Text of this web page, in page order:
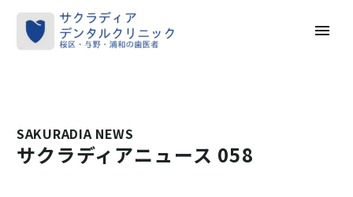
SAKURADIA NEWS
サクラディアニュース 058